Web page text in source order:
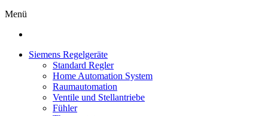
Menü
Siemens Regelgeräte
Standard Regler
Home Automation System
Raumautomation
Ventile und Stellantriebe
Fühler